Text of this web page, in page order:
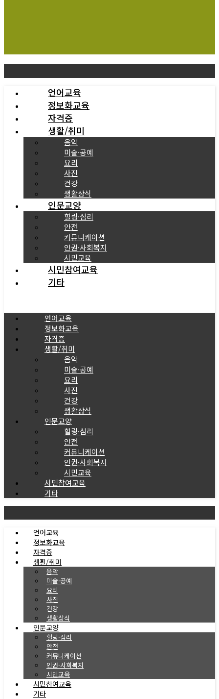
언어교육
정보화교육
자격증
생활/취미
음악
미술·공예
요리
사진
건강
생활상식
인문교양
힐링·심리
안전
커뮤니케이션
인권·사회복지
시민교육
시민참여교육
기타
언어교육
정보화교육
자격증
생활/취미
음악
미술·공예
요리
사진
건강
생활상식
인문교양
힐링·심리
안전
커뮤니케이션
인권·사회복지
시민교육
시민참여교육
기타
언어교육
정보화교육
자격증
생활/취미
음악
미술·공예
요리
사진
건강
생활상식
인문교양
힐링·심리
안전
커뮤니케이션
인권·사회복지
시민교육
시민참여교육
기타